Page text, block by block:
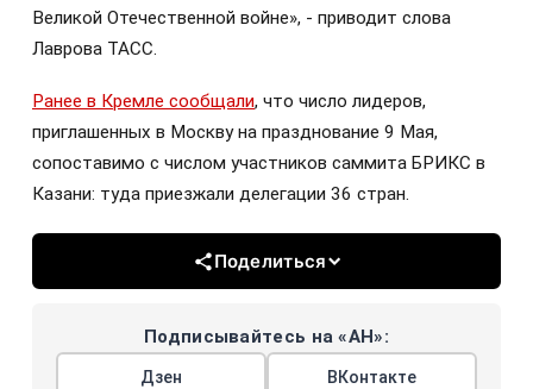
Великой Отечественной войне», - приводит слова
Лаврова ТАСС.
Ранее в Кремле сообщали, что число лидеров,
приглашенных в Москву на празднование 9 Мая,
сопоставимо с числом участников саммита БРИКС в
Казани: туда приезжали делегации 36 стран.
Поделиться
Подписывайтесь на «АН»:
Дзен ВКонтакте